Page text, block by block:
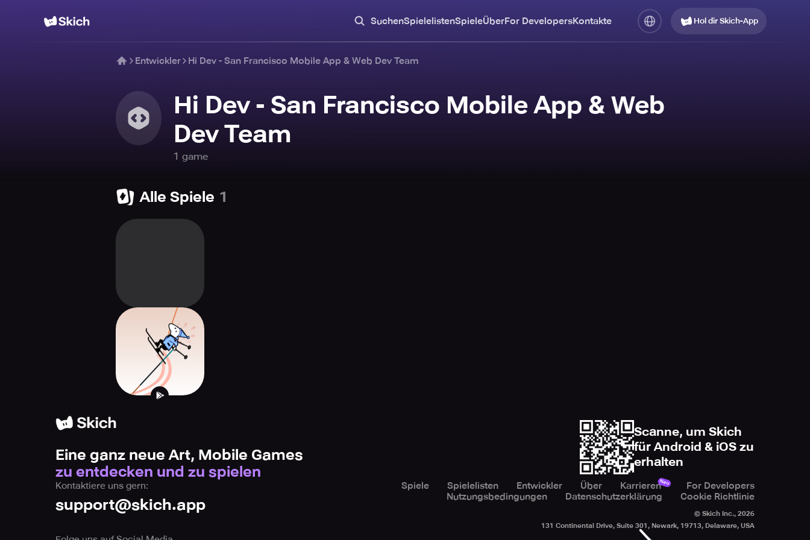
SuchenSpielelistenSpieleÜberFor DevelopersKontakte Hol dir Skich-App
Entwickler Hi Dev - San Francisco Mobile App & Web Dev Team
Hi Dev - San Francisco Mobile App & Web
Dev Team
1 game
Alle Spiele 1
The TrackBreaker
PRO
Eine ganz neue Art, Mobile Games
zu entdecken und zu spielen
Scanne, um Skich
für Android & iOS zu
erhalten
Kontaktiere uns gern:
support@skich.app
Spiele Spielelisten Entwickler Über KarrierenNeu
For Developers
Nutzungsbedingungen
Datenschutzerklärung Cookie Richtlinie
© Skich Inc., 2026
131 Continental Drive, Suite 301, Newark, 19713, Delaware, USA